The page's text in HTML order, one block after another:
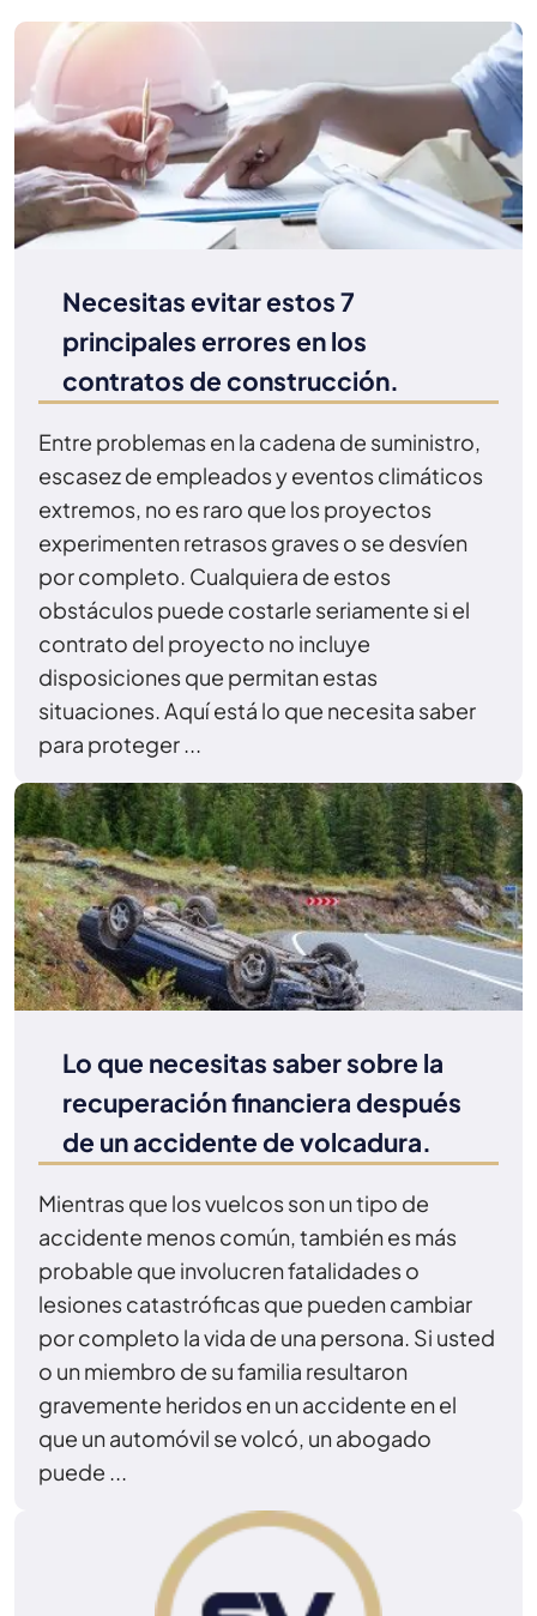
Necesitas evitar estos 7
principales errores en los
contratos de construcción.
Entre problemas en la cadena de suministro,
escasez de empleados y eventos climáticos
extremos, no es raro que los proyectos
experimenten retrasos graves o se desvíen
por completo. Cualquiera de estos
obstáculos puede costarle seriamente si el
contrato del proyecto no incluye
disposiciones que permitan estas
situaciones. Aquí está lo que necesita saber
para proteger ...
Lo que necesitas saber sobre la
recuperación financiera después
de un accidente de volcadura.
Mientras que los vuelcos son un tipo de
accidente menos común, también es más
probable que involucren fatalidades o
lesiones catastróficas que pueden cambiar
por completo la vida de una persona. Si usted
o un miembro de su familia resultaron
gravemente heridos en un accidente en el
que un automóvil se volcó, un abogado
puede ...